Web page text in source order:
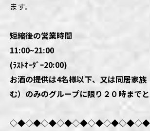
ます。
短縮後の営業時間
11:00~21:00
(ﾗｽﾄｵｰﾀﾞｰ20:00)
お酒の提供は4名様以下、又は同居家族
む）のみのグループに限り２０時まで